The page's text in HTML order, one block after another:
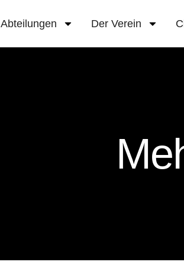
Abteilungen Der Verein